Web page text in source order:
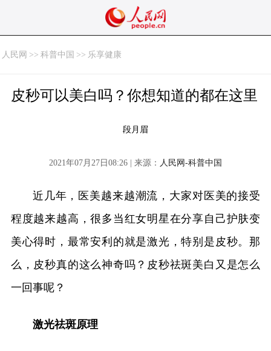
人民网 >> 科普中国 >> 乐享健康
皮秒可以美白吗？你想知道的都在这里
段月眉
2021年07月27日08:26 | 来源： 人民网-科普中国
近几年，医美越来越潮流，大家对医美的接受
程度越来越高，很多当红女明星在分享自己护肤变
美心得时，最常安利的就是激光，特别是皮秒。那
么，皮秒真的这么神奇吗？皮秒祛斑美白又是怎么
一回事呢？
激光祛斑原理